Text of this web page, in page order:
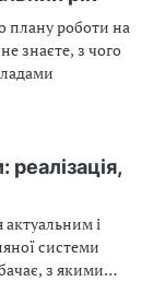
плану роботи на
знаєте, з чого
реалізація,
актуальним і
системи